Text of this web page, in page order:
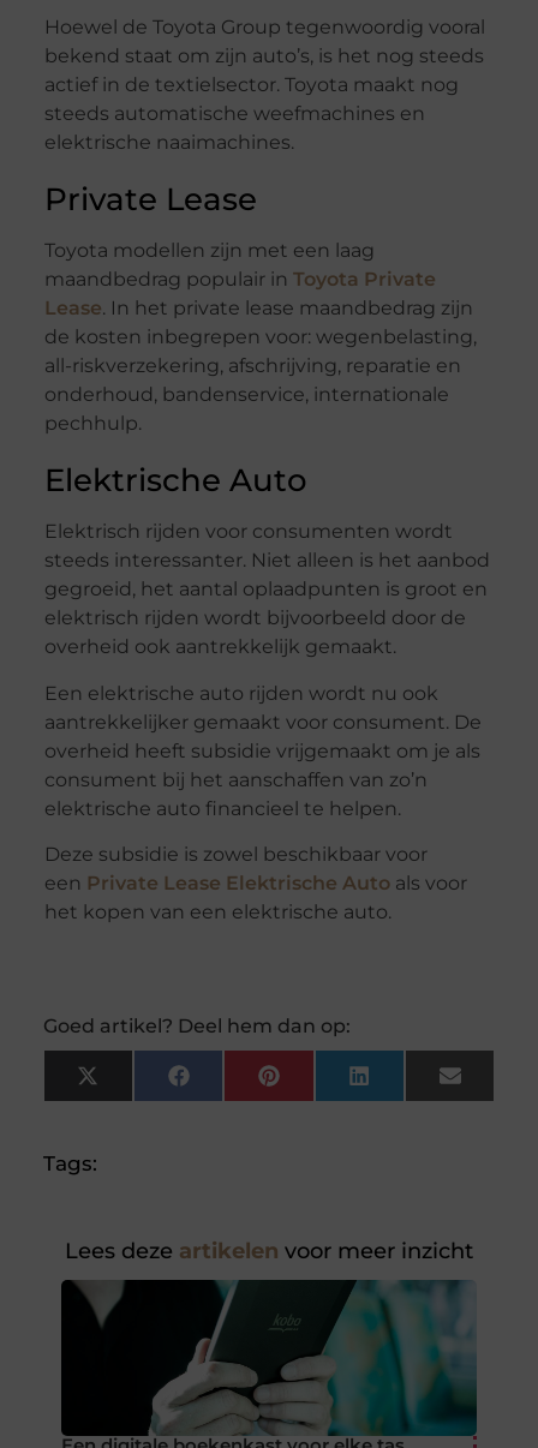
Hoewel de Toyota Group tegenwoordig vooral
bekend staat om zijn auto’s, is het nog steeds
actief in de textielsector. Toyota maakt nog
steeds automatische weefmachines en
elektrische naaimachines.
Private Lease
Toyota modellen zijn met een laag
maandbedrag populair in Toyota Private
Lease. In het private lease maandbedrag zijn
de kosten inbegrepen voor: wegenbelasting,
all-riskverzekering, afschrijving, reparatie en
onderhoud, bandenservice, internationale
pechhulp.
Elektrische Auto
Elektrisch rijden voor consumenten wordt
steeds interessanter. Niet alleen is het aanbod
gegroeid, het aantal oplaadpunten is groot en
elektrisch rijden wordt bijvoorbeeld door de
overheid ook aantrekkelijk gemaakt.
Een elektrische auto rijden wordt nu ook
aantrekkelijker gemaakt voor consument. De
overheid heeft subsidie vrijgemaakt om je als
consument bij het aanschaffen van zo’n
elektrische auto financieel te helpen.
Deze subsidie is zowel beschikbaar voor
een Private Lease Elektrische Autoals voor
het kopen van een elektrische auto.
Goed artikel? Deel hem dan op:
X
(Twitter)
FacebookPinterestLinkedInEmail
Tags:
Lees deze artikelen voor meer inzicht